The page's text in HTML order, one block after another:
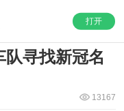
打开
寻找新冠名
13167